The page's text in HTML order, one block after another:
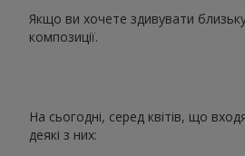
Якщо ви хочете здивувати
композиції.
На сьогодні, серед квітів, що
деякі з них: